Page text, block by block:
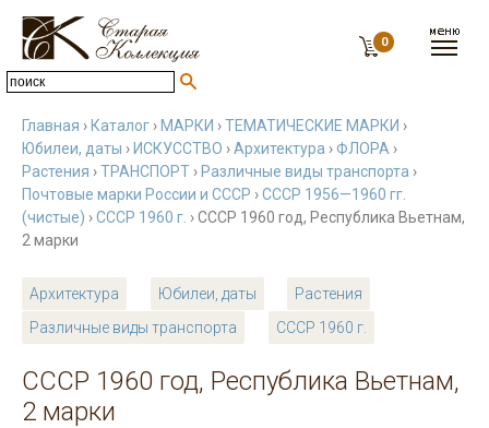
0
Главная › Каталог › МАРКИ ›ТЕМАТИЧЕСКИЕ МАРКИ ›
Юбилеи, даты › ИСКУССТВО ›Архитектура ›ФЛОРА ›
Растения ›ТРАНСПОРТ › Различные виды транспорта ›
Почтовые марки России и СССР ›СССР 1956—1960 гг.
(чистые) ›СССР 1960 г. › СССР 1960 год, Республика Вьетнам,
2 марки
Архитектура Юбилеи, даты
Растения
Различные виды транспорта
СССР 1960 г.
СССР 1960 год, Республика Вьетнам,
2 марки